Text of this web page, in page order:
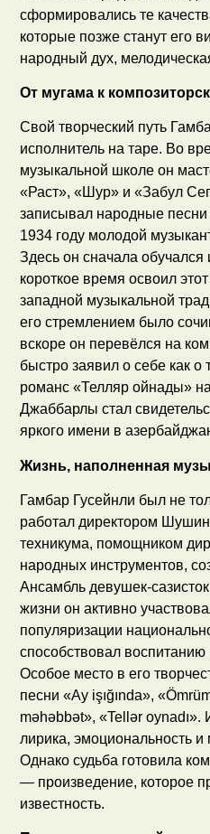
сформировались те
которые позже станут его
народный дух,
От мугама к
Свой творческий путь
исполнитель на таре. Во
музыкальной школе он
«Раст», «Шур» и «Забул
записывал народные
1934 году молодой
Здесь он сначала обучался
короткое время освоил
западной музыкальной
его стремлением было
вскоре он перевёлся на
быстро заявил о себе как о
романс «Телляр ойнады»
Джаббарлы стал
яркого имени в
Жизнь, наполненная
Гамбар Гусейнли был не
работал директором
техникума, помощником
народных инструментов,
Ансамбль девушек-
жизни он активно
популяризации
способствовал
Особое место в его
песни «Ay işığında»,
məhəbbət», «Tellər oynadı».
лирика, эмоциональность и
Однако судьба готовила
— произведение, которое
известность.